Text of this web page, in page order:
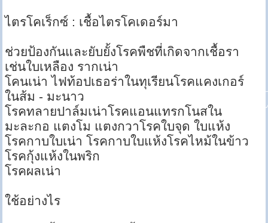
ไตรโคเร็กซ์ : เชื้อไตรโคเดอร์มา
ช่วยป้องกันและยับยั้งโรคพืชที่เกิดจากเชื้อรา
เช่นใบเหลือง รากเน่า
โคนเน่า ไฟท้อปเธอร่าในทุเรียนโรคแคงเกอร์
ในส้ม - มะนาว
โรคทลายปาล์มเน่าโรคแอนแทรกโนสใน
มะละกอ แตงโม แตงกวาโรคใบจุด ใบแห้ง
โรคกาบใบเน่า โรคกาบใบแห้งโรคไหม้ในข้าว
โรคกุ้งแห้งในพริก
โรคผลเน่า
ใช้อย่างไร